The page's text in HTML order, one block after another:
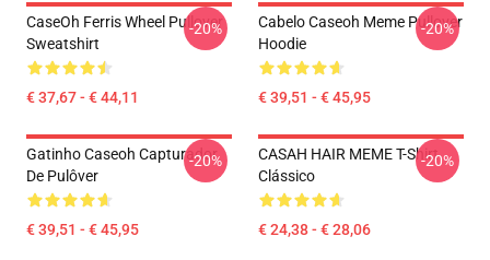
CaseOh Ferris Wheel Pullover
Sweatshirt
€ 37,67 - € 44,11
-20%
Cabelo Caseoh Meme Pullover
Hoodie
€ 39,51 - € 45,95
-20%
Gatinho Caseoh Capturador
De Pulôver
€ 39,51 - € 45,95
-20%
CASAH HAIR MEME T-Shirt
Clássico
€ 24,38 - € 28,06
-20%